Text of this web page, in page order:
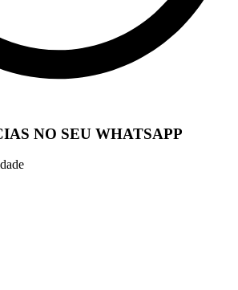
NO SEU WHATSAPP